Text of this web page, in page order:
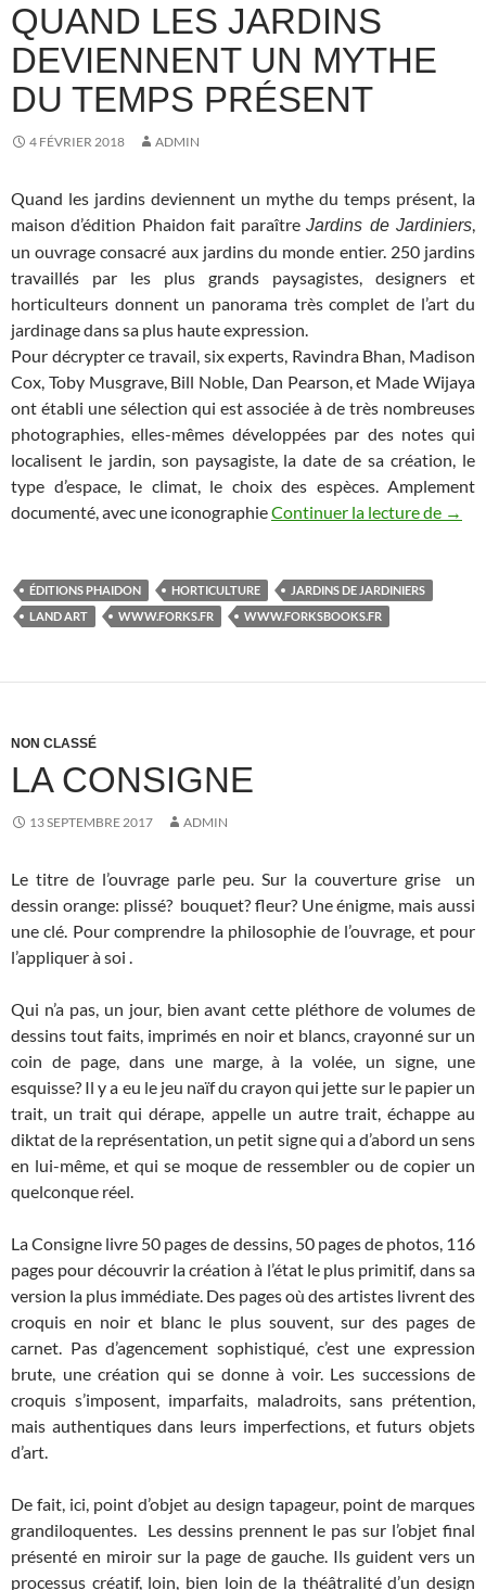
QUAND LES JARDINS
DEVIENNENT UN MYTHE
DU TEMPS PRÉSENT
4 FÉVRIER 2018 ADMIN
Quand les jardins deviennent un mythe du temps présent, la
maison d’édition Phaidon fait paraîtreJardins de Jardiniers,
un ouvrage consacré aux jardins du monde entier. 250 jardins
travaillés par les plus grands paysagistes, designers et
horticulteurs donnent un panorama très complet de l’art du
jardinage dans sa plus haute expression.
Pour décrypter ce travail, six experts, Ravindra Bhan, Madison
Cox, Toby Musgrave, Bill Noble, Dan Pearson, et Made Wijaya
ont établi une sélection qui est associée à de très nombreuses
photographies, elles-mêmes développées par des notes qui
localisent le jardin, son paysagiste, la date de sa création, le
type d’espace, le climat, le choix des espèces. Amplement
documenté, avec une iconographieContinuer la lecture de →
ÉDITIONS PHAIDON HORTICULTURE
JARDINS DE JARDINIERS
LAND ART
WWW.FORKS.FR WWW.FORKSBOOKS.FR
NON CLASSÉ
LA CONSIGNE
13 SEPTEMBRE 2017 ADMIN
Le titre de l’ouvrage parle peu. Sur la couverture grise un
dessin orange: plissé? bouquet? fleur? Une énigme, mais aussi
une clé. Pour comprendre la philosophie de l’ouvrage, et pour
l’appliquer à soi .
Qui n’a pas, un jour, bien avant cette pléthore de volumes de
dessins tout faits, imprimés en noir et blancs, crayonné sur un
coin de page, dans une marge, à la volée, un signe, une
esquisse? Il y a eu le jeu naïf du crayon qui jette sur le papier un
trait, un trait qui dérape, appelle un autre trait, échappe au
diktat de la représentation, un petit signe qui a d’abord un sens
en lui-même, et qui se moque de ressembler ou de copier un
quelconque réel.
La Consigne livre 50 pages de dessins, 50 pages de photos, 116
pages pour découvrir la création à l’état le plus primitif, dans sa
version la plus immédiate. Des pages où des artistes livrent des
croquis en noir et blanc le plus souvent, sur des pages de
carnet. Pas d’agencement sophistiqué, c’est une expression
brute, une création qui se donne à voir. Les successions de
croquis s’imposent, imparfaits, maladroits, sans prétention,
mais authentiques dans leurs imperfections, et futurs objets
d’art.
De fait, ici, point d’objet au design tapageur, point de marques
grandiloquentes. Les dessins prennent le pas sur l’objet final
présenté en miroir sur la page de gauche. Ils guident vers un
processus créatif, loin, bien loin de la théâtralité d’un design